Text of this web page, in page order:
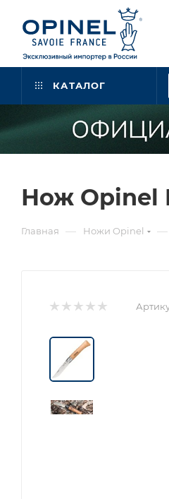
КАТАЛОГ
Нож Opinel
Главная — Ножи Opinel —